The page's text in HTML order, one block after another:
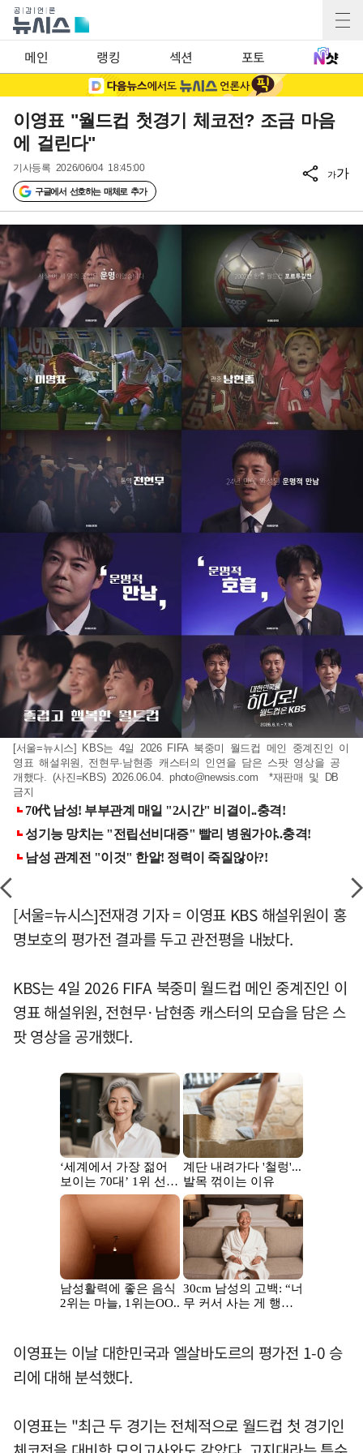
메인 랭킹 섹션 포토
이영표 "월드컵 첫경기 체코전? 조금 마음
에 걸린다"
기사등록 2026/06/04 18:45:00
구글에서 선호하는 매체로 추가
가가
[서울=뉴시스] KBS는 4일 2026 FIFA 북중미 월드컵 메인 중계진인 이
영표 해설위원, 전현무·남현종 캐스터의 인연을 담은 스팟 영상을 공
개했다. (사진=KBS) 2026.06.04.photo@newsis.com *재판매 및 DB
금지
[서울=뉴시스]전재경 기자 = 이영표 KBS 해설위원이 홍
명보호의 평가전 결과를 두고 관전평을 내놨다.
KBS는 4일 2026 FIFA 북중미 월드컵 메인 중계진인 이
영표 해설위원, 전현무·남현종 캐스터의 모습을 담은 스
팟 영상을 공개했다.
이영표는 이날 대한민국과 엘살바도르의 평가전 1-0 승
리에 대해 분석했다.
이영표는 "최근 두 경기는 전체적으로 월드컵 첫 경기인